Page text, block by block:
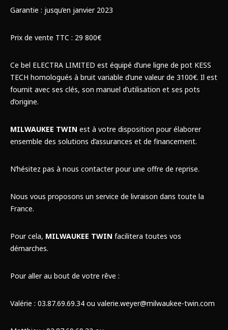
Garantie : jusqu’en janvier 2023
Prix de vente TTC : 29 800€
Ce bel ELECTRA LIMITED est équipé d’une ligne de pot KESS
TECH homologués à bruit variable d’une valeur de 3100€. Il est
fournit avec ses clés, son manuel d’utilisation et ses pots
d’origine.
MILWAUKEE TWIN est à votre disposition pour élaborer
ensemble des solutions d’assurances et de financement.
N’hésitez pas à nous contacter pour une offre de reprise.
Nous vous proposons un service de livraison dans toute la
France.
Pour cela, MILWAUKEE TWIN facilitera toutes vos
démarches.
Pour aller au bout de votre rêve :
Valérie : 03.87.69.69.34 ou valerie.weyer@milwaukee-twin.com